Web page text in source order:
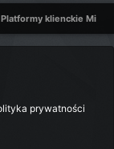
Platformy klienckie
prywatności